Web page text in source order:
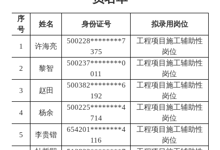
序
号
姓名 身份证号 拟录用岗位
1 许海亮
500228********7
375
工程项目施工辅助性
岗位
2 黎智
500237********0
011
工程项目施工辅助性
岗位
3 赵田
500382********6
192
工程项目施工辅助性
岗位
4 杨余
500225********4
714
工程项目施工辅助性
岗位
5 李贵锴
654201********4
116
工程项目施工辅助性
岗位